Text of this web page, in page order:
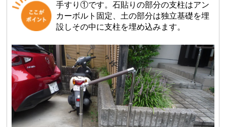
手すり①です。石貼りの部分の支柱はアン
カーボルト固定、土の部分は独立基礎を埋
設しその中に支柱を埋め込みます。